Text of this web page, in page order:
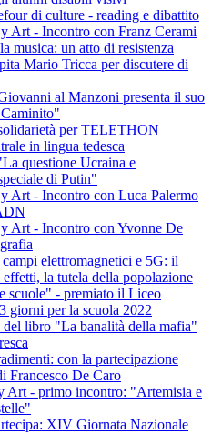
di culture - reading e dibattito
Art - Incontro con Franz Cerami
musica: un atto di resistenza
Mario Tricca per discutere di
al Manzoni presenta il suo
per TELETHON
in lingua tedesca
questione Ucraina e
di Putin"
Art - Incontro con Luca Palermo
Art - Incontro con Yvonne De
elettromagnetici e 5G: il
la tutela della popolazione
scuole" - premiato il Liceo
giorni per la scuola 2022
del libro "La banalità della mafia"
con la partecipazione
Francesco De Caro
Art - primo incontro: "Artemisia e
XIV Giornata Nazionale